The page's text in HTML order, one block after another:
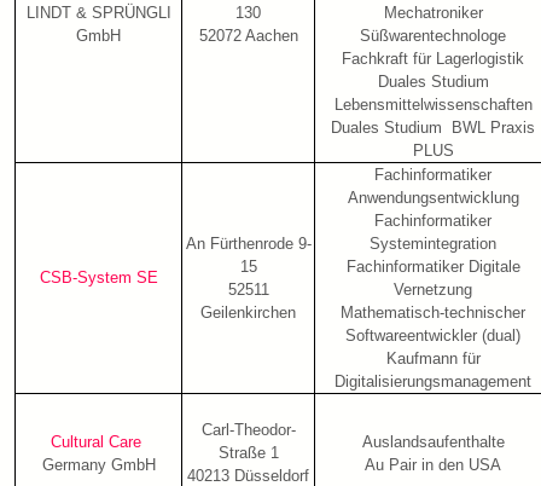
LINDT & SPRÜNGLI
GmbH
130
52072 Aachen
Mechatroniker
Süßwarentechnologe
Fachkraft für Lagerlogistik
Duales Studium
Lebensmittelwissenschaften
Duales Studium BWL Praxis
PLUS
CSB-System SE
An Fürthenrode 9-
15
52511
Geilenkirchen
Fachinformatiker
Anwendungsentwicklung
Fachinformatiker
Systemintegration
Fachinformatiker Digitale
Vernetzung
Mathematisch-technischer
Softwareentwickler (dual)
Kaufmann für
Digitalisierungsmanagement
Cultural Care
Germany GmbH
Carl-Theodor-
Straße 1
40213 Düsseldorf
Auslandsaufenthalte
Au Pair in den USA